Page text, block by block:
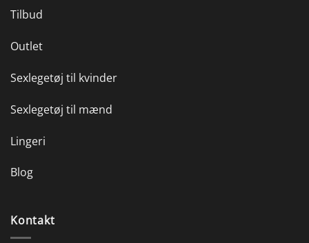
Tilbud
Outlet
Sexlegetøj til kvinder
Sexlegetøj til mænd
Lingeri
Blog
Kontakt